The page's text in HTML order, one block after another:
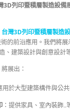
列印暨積層製造設備
灣3D列印暨積層製造
的前沿應用。我們將
、建築設計與創意設計
展出：
用於大型建築構件與公共
：提供家具、室內裝飾..